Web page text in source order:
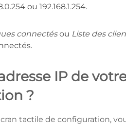
ou 192.168.1.254.
connectésou Liste des
IP de
?
tactile de configuration,